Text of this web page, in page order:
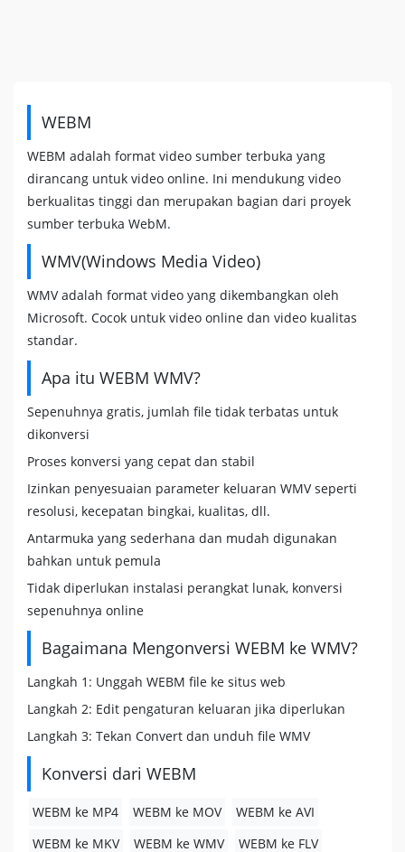
WEBM
WEBM adalah format video sumber terbuka yang
dirancang untuk video online. Ini mendukung video
berkualitas tinggi dan merupakan bagian dari proyek
sumber terbuka WebM.
WMV(Windows Media Video)
WMV adalah format video yang dikembangkan oleh
Microsoft. Cocok untuk video online dan video kualitas
standar.
Apa itu WEBM WMV?
Sepenuhnya gratis, jumlah file tidak terbatas untuk
dikonversi
Proses konversi yang cepat dan stabil
Izinkan penyesuaian parameter keluaran WMV seperti
resolusi, kecepatan bingkai, kualitas, dll.
Antarmuka yang sederhana dan mudah digunakan
bahkan untuk pemula
Tidak diperlukan instalasi perangkat lunak, konversi
sepenuhnya online
Bagaimana Mengonversi WEBM ke WMV?
Langkah 1: Unggah WEBM file ke situs web
Langkah 2: Edit pengaturan keluaran jika diperlukan
Langkah 3: Tekan Convert dan unduh file WMV
Konversi dari WEBM
WEBM ke MP4 WEBM ke MOV
WEBM ke AVI
WEBM ke MKV
WEBM ke WMV WEBM ke FLV